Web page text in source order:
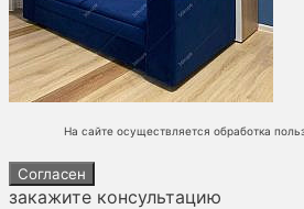
На сайте осуществляется обработка
Согласен
закажите консультацию